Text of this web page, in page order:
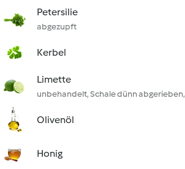
Petersilie
abgezupft
Kerbel
Limette
unbehandelt, Schale dünn
Olivenöl
Honig